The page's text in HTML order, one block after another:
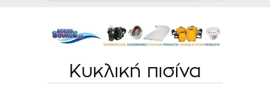
Κυκλική πισίνα